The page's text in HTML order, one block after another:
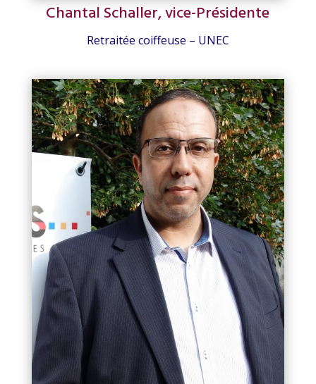
Chantal Schaller, vice-Présidente
Retraitée coiffeuse – UNEC